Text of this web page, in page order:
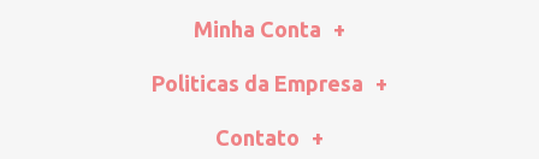
Minha Conta
Politicas da Empresa
Contato